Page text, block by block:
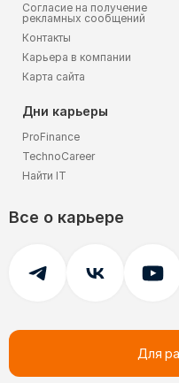
Для
Все о карьере
Согласие на получение
рекламных сообщений
Контакты
Карьера в компании
Карта сайта
Дни карьеры
ProFinance
TechnoCareer
Найти IT